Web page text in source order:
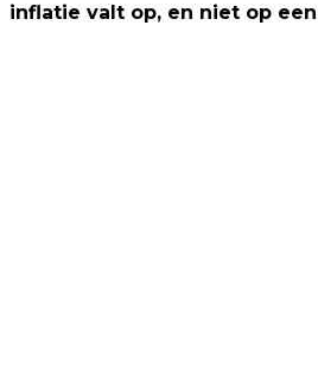
inflatie valt op, en niet op